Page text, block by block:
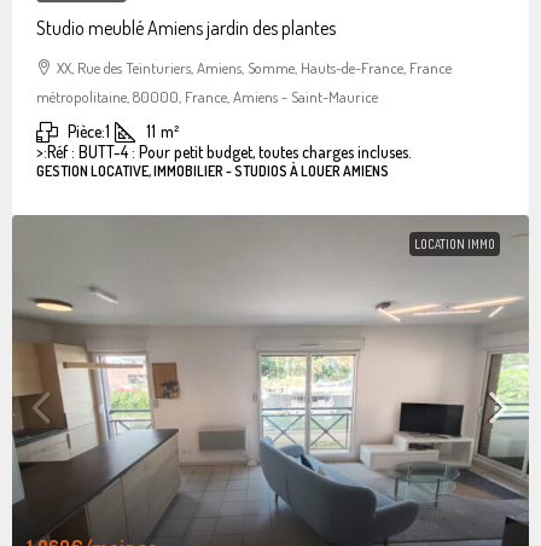
Studio meublé Amiens jardin des plantes
XX, Rue des Teinturiers, Amiens, Somme, Hauts-de-France, France
métropolitaine, 80000, France, Amiens - Saint-Maurice
Pièce:1 11 m²
>:Réf : BUTT-4 : Pour petit budget, toutes charges incluses.
GESTION LOCATIVE, IMMOBILIER - STUDIOS À LOUER AMIENS
LOCATION IMMO